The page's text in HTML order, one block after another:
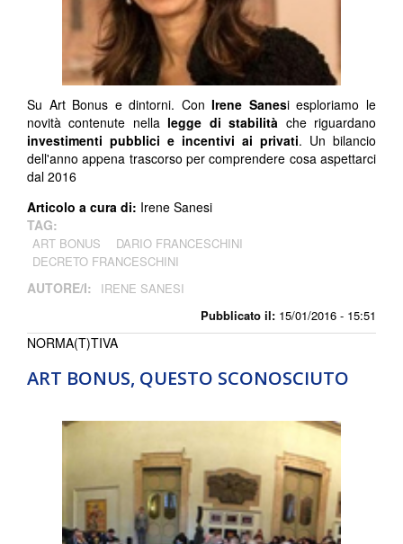
Pubblicato il: 15/01/2016 - 15:51
Su Art Bonus e dintorni. Con Irene Sanesi esploriamo le
novità contenute nella legge di stabilità che riguardano
investimenti pubblici e incentivi ai privati. Un bilancio
dell'anno appena trascorso per comprendere cosa aspettarci
dal 2016
Articolo a cura di: Irene Sanesi
TAG:
ART BONUS
DARIO FRANCESCHINI
DECRETO FRANCESCHINI
AUTORE/I: IRENE SANESI
ART BONUS, QUESTO SCONOSCIUTO
NORMA(T)TIVA